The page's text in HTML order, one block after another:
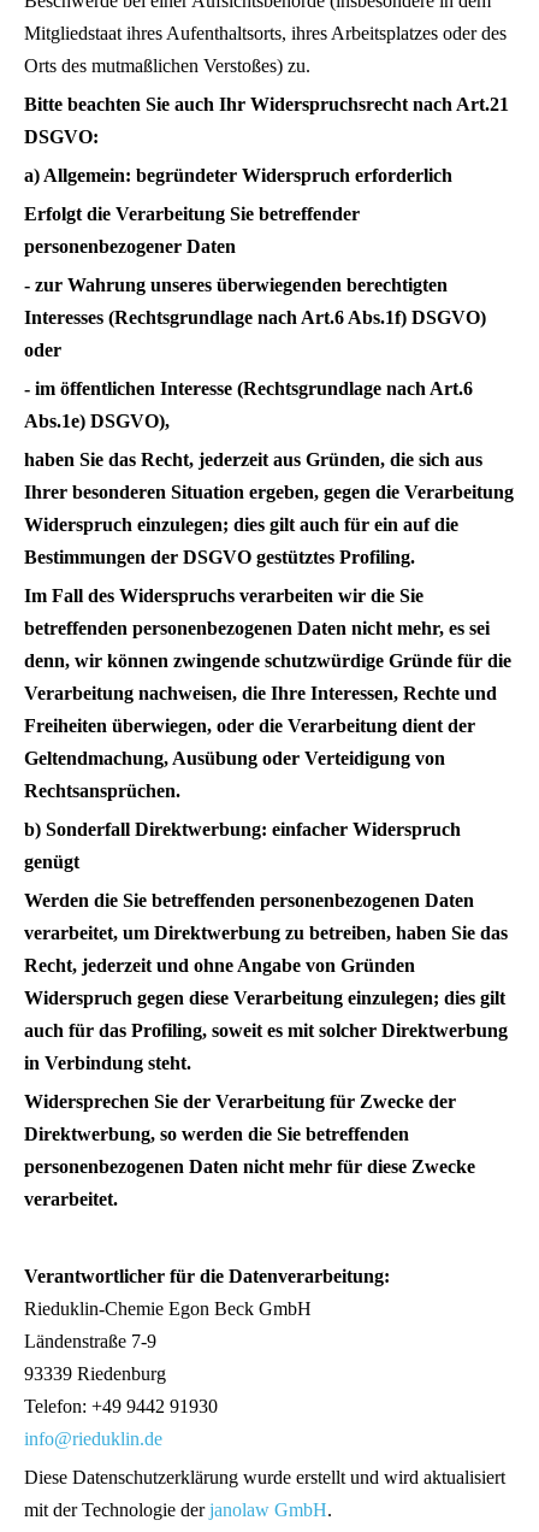
Mitgliedstaat ihres Aufenthaltsorts, ihres Arbeitsplatzes oder des
Orts des mutmaßlichen Verstoßes) zu.
Bitte beachten Sie auch Ihr Widerspruchsrecht nach Art.21
DSGVO:
a) Allgemein: begründeter Widerspruch erforderlich
Erfolgt die Verarbeitung Sie betreffender
personenbezogener Daten
- zur Wahrung unseres überwiegenden berechtigten
Interesses (Rechtsgrundlage nach Art.6 Abs.1f) DSGVO)
oder
- im öffentlichen Interesse (Rechtsgrundlage nach Art.6
Abs.1e) DSGVO),
haben Sie das Recht, jederzeit aus Gründen, die sich aus
Ihrer besonderen Situation ergeben, gegen die Verarbeitung
Widerspruch einzulegen; dies gilt auch für ein auf die
Bestimmungen der DSGVO gestütztes Profiling.
Im Fall des Widerspruchs verarbeiten wir die Sie
betreffenden personenbezogenen Daten nicht mehr, es sei
denn, wir können zwingende schutzwürdige Gründe für die
Verarbeitung nachweisen, die Ihre Interessen, Rechte und
Freiheiten überwiegen, oder die Verarbeitung dient der
Geltendmachung, Ausübung oder Verteidigung von
Rechtsansprüchen.
b) Sonderfall Direktwerbung: einfacher Widerspruch
genügt
Werden die Sie betreffenden personenbezogenen Daten
verarbeitet, um Direktwerbung zu betreiben, haben Sie das
Recht, jederzeit und ohne Angabe von Gründen
Widerspruch gegen diese Verarbeitung einzulegen; dies gilt
auch für das Profiling, soweit es mit solcher Direktwerbung
in Verbindung steht.
Widersprechen Sie der Verarbeitung für Zwecke der
Direktwerbung, so werden die Sie betreffenden
personenbezogenen Daten nicht mehr für diese Zwecke
verarbeitet.
Verantwortlicher für die Datenverarbeitung:
Rieduklin-Chemie Egon Beck GmbH
Ländenstraße 7-9
93339 Riedenburg
Telefon: +49 9442 91930
info@rieduklin.de
Diese Datenschutzerklärung wurde erstellt und wird aktualisiert
mit der Technologie derjanolaw GmbH.